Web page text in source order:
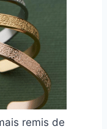
remis de